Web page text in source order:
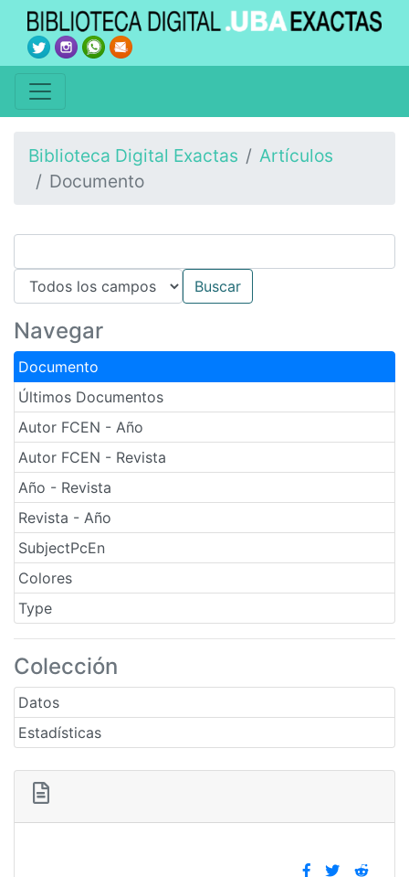
Biblioteca Digital Exactas
Artículos
Documento
Navegar
Documento
Últimos Documentos
Autor FCEN - Año
Autor FCEN - Revista
Año - Revista
Revista - Año
SubjectPcEn
Colores
Type
Colección
Datos
Estadísticas